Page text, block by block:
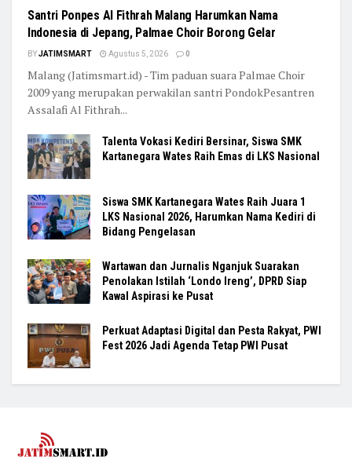
Santri Ponpes Al Fithrah Malang Harumkan Nama
Indonesia di Jepang, Palmae Choir Borong Gelar
BYJATIMSMART Agustus 5, 2026 0
Malang (Jatimsmart.id) - Tim paduan suara Palmae Choir
2009 yang merupakan perwakilan santri PondokPesantren
Assalafi Al Fithrah...
Talenta Vokasi Kediri Bersinar, Siswa SMK
Kartanegara Wates Raih Emas di LKS Nasional
Siswa SMK Kartanegara Wates Raih Juara 1
LKS Nasional 2026, Harumkan Nama Kediri di
Bidang Pengelasan
Wartawan dan Jurnalis Nganjuk Suarakan
Penolakan Istilah ‘Londo Ireng’, DPRD Siap
Kawal Aspirasi ke Pusat
Perkuat Adaptasi Digital dan Pesta Rakyat, PWI
Fest 2026 Jadi Agenda Tetap PWI Pusat